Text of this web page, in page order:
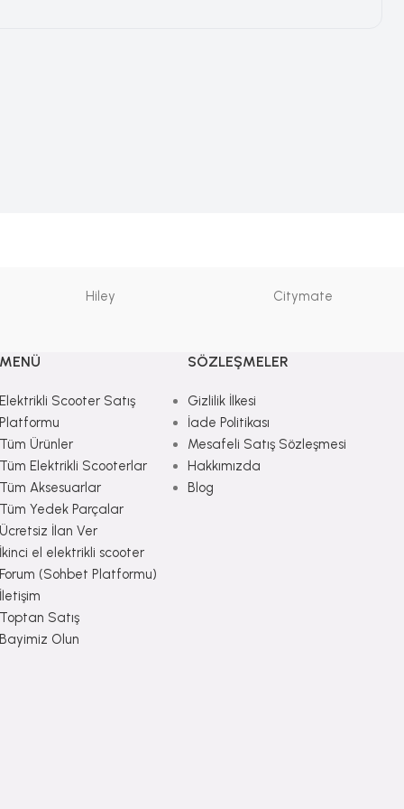
Hiley Citymate
MENÜ
Elektrikli Scooter Satış
Platformu
Tüm Ürünler
Tüm Elektrikli Scooterlar
Tüm Aksesuarlar
Tüm Yedek Parçalar
Ücretsiz İlan Ver
İkinci el elektrikli scooter
Forum (Sohbet Platformu)
İletişim
Toptan Satış
Bayimiz Olun
SÖZLEŞMELER
Gizlilik İlkesi
İade Politikası
Mesafeli Satış Sözleşmesi
Hakkımızda
Blog